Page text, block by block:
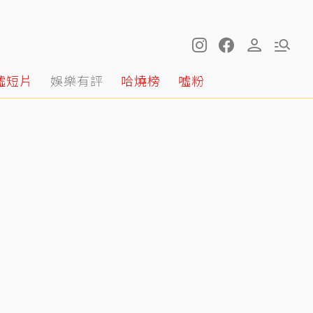
短片 娛樂有評 哈燒榜 噓粉